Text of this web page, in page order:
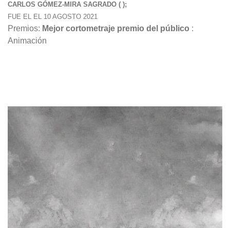
CARLOS GÓMEZ-MIRA SAGRADO ( );
FUE EL EL 10 AGOSTO 2021
Premios: Mejor cortometraje premio del público :
Animación